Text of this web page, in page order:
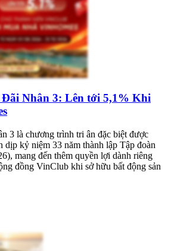
Nhân 3: Lên tới 5,1% Khi
3 là chương trình tri ân đặc biệt được
dịp kỷ niệm 33 năm thành lập Tập đoàn
mang đến thêm quyền lợi dành riêng
đồng VinClub khi sở hữu bất động sản